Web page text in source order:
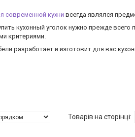
современной кухни всегда являлся
кухонный уголок нужно прежде всего
критериями.
разработает и изготовит для вас